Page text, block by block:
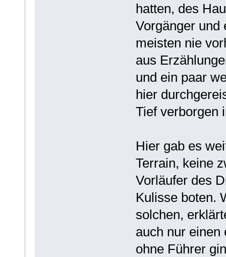
hatten, des
Vorgänger und
meisten nie
aus
und ein paar
hier
Tief verborgen
Hier gab es
Terrain, keine
Vorläufer des
Kulisse boten.
solchen,
auch nur einen
ohne Führer